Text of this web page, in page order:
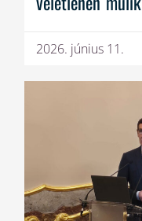
2026. június 11.